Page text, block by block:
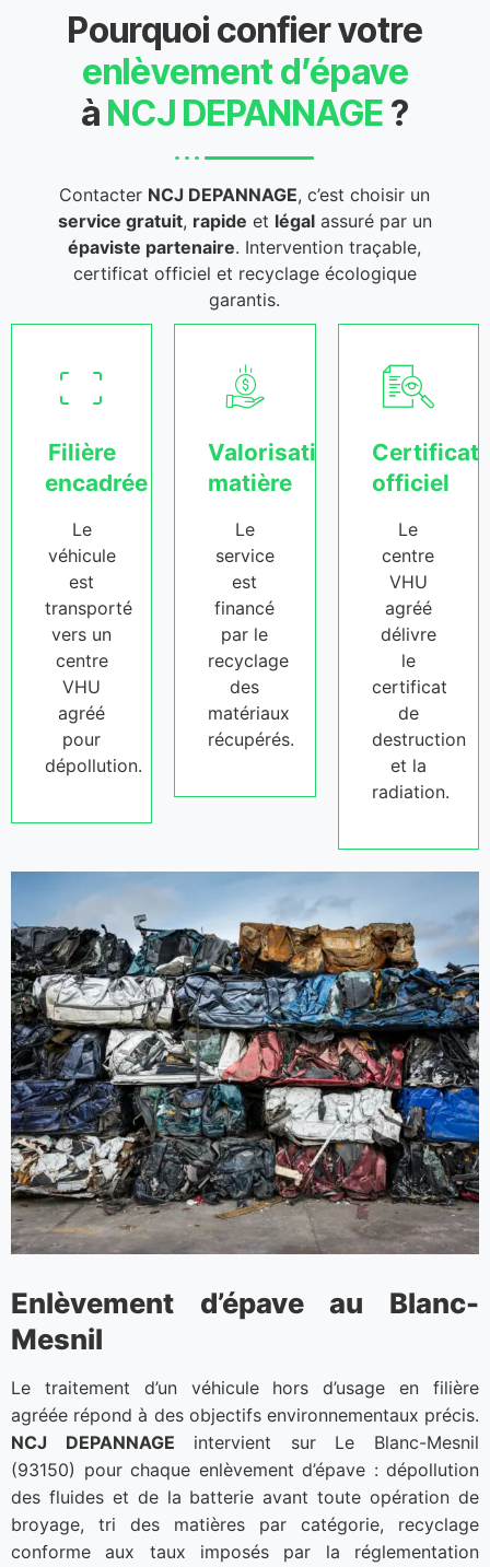
Pourquoi confier votre
enlèvement d’épave
à NCJ DEPANNAGE ?
Contacter NCJ DEPANNAGE, c’est choisir un
service gratuit, rapide et légalassuré par un
épaviste partenaire. Intervention traçable,
certificat officiel et recyclage écologique
garantis.
Filière
encadrée
Le
véhicule
est
transporté
vers un
centre
VHU
agréé
pour
dépollution.
Valorisation
matière
Le
service
est
financé
par le
recyclage
des
matériaux
récupérés.
Certificat
officiel
Le
centre
VHU
agréé
délivre
le
certificat
de
destruction
et la
radiation.
Enlèvement d’épave au Blanc-
Mesnil
Le traitement d’un véhicule hors d’usage en filière
agréée répond à des objectifs environnementaux précis.
NCJ DEPANNAGE intervient sur Le Blanc-Mesnil
(93150) pour chaque enlèvement d’épave : dépollution
des fluides et de la batterie avant toute opération de
broyage, tri des matières par catégorie, recyclage
conforme aux taux imposés par la réglementation